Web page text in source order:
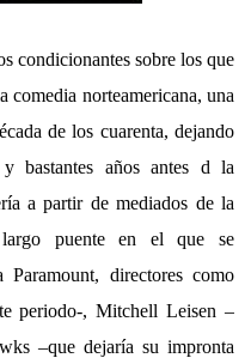
condicionantes sobre los que
comedia norteamericana, una
de los cuarenta, dejando
bastantes años antes d la
a partir de mediados de la
puente en el que se
Paramount, directores como
periodo-, Mitchell Leisen –
–que dejaría su impronta